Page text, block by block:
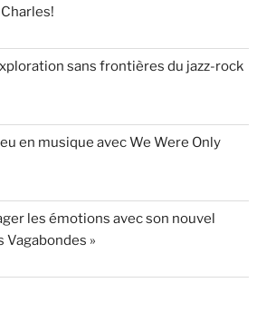
sans frontières du jazz-rock
en musique avec We Were Only
les émotions avec son nouvel
Vagabondes »